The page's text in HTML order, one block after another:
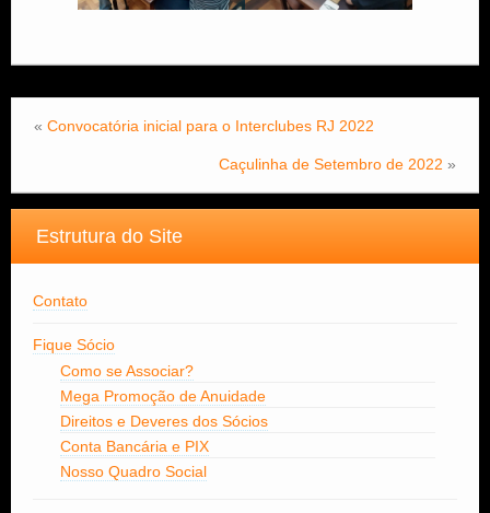
« Convocatória inicial para o Interclubes RJ 2022
Caçulinha de Setembro de 2022 »
Estrutura do Site
Contato
Fique Sócio
Como se Associar?
Mega Promoção de Anuidade
Direitos e Deveres dos Sócios
Conta Bancária e PIX
Nosso Quadro Social